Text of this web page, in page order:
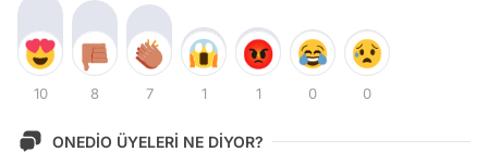
10 8 7 1 1 0 0
ONEDİO ÜYELERİ NE DİYOR?